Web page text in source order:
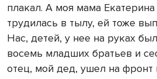
плакал. А моя мама
трудилась в тылу, ей тоже
Нас, детей, у нее на руках
восемь младших братьев и
отец, мой дед, ушел на фронт